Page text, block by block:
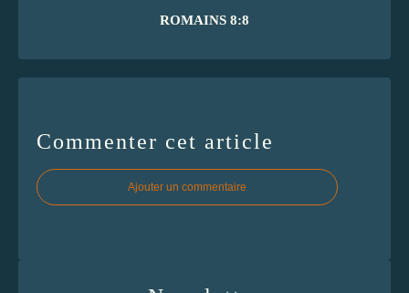
ROMAINS 8:8
Commenter cet article
Ajouter un commentaire